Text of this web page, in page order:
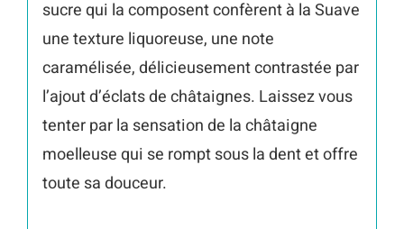
330g
sucre qui la composent confèrent à la Suave
une texture liquoreuse, une note
caramélisée, délicieusement contrastée par
l’ajout d’éclats de châtaignes. Laissez vous
tenter par la sensation de la châtaigne
moelleuse qui se rompt sous la dent et offre
toute sa douceur.